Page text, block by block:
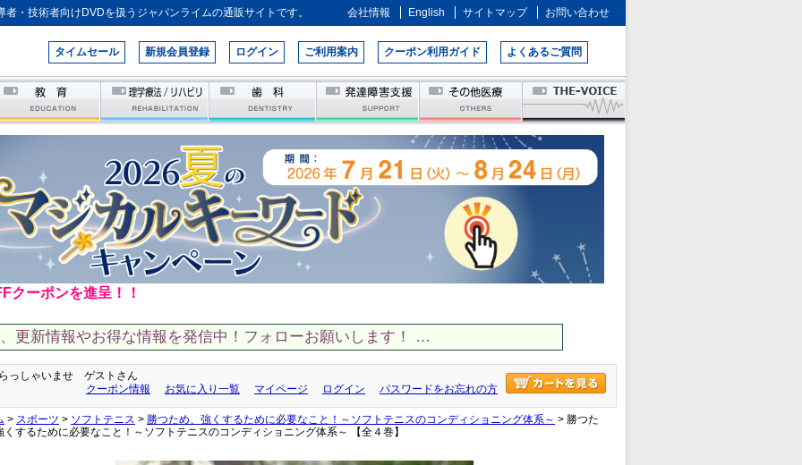
・技術者向けDVDを扱うジャパンライムの通販サイトです。 会社情報 English サイトマップ お問い合わせ
タイムセール 新規会員登録 ログイン ご利用案内 クーポン利用ガイド よくあるご質問
クーポンを進呈！！
新情報やお得な情報を発信中！フォローお願いします！ …
っしゃいませ ゲストさん
クーポン情報
お気に入り一覧 マイページ ログイン パスワードをお忘れの方
> スポーツ > ソフトテニス > 勝つため、強くするために必要なこと！～ソフトテニスのコンディショニング体系～ > 勝つた
くするために必要なこと！～ソフトテニスのコンディショニング体系～ 【全４巻】